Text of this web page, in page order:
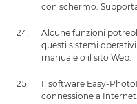
con schermo.
Alcune funzioni
questi sistemi
manuale o il sito Web.
Il software Easy-
connessione a